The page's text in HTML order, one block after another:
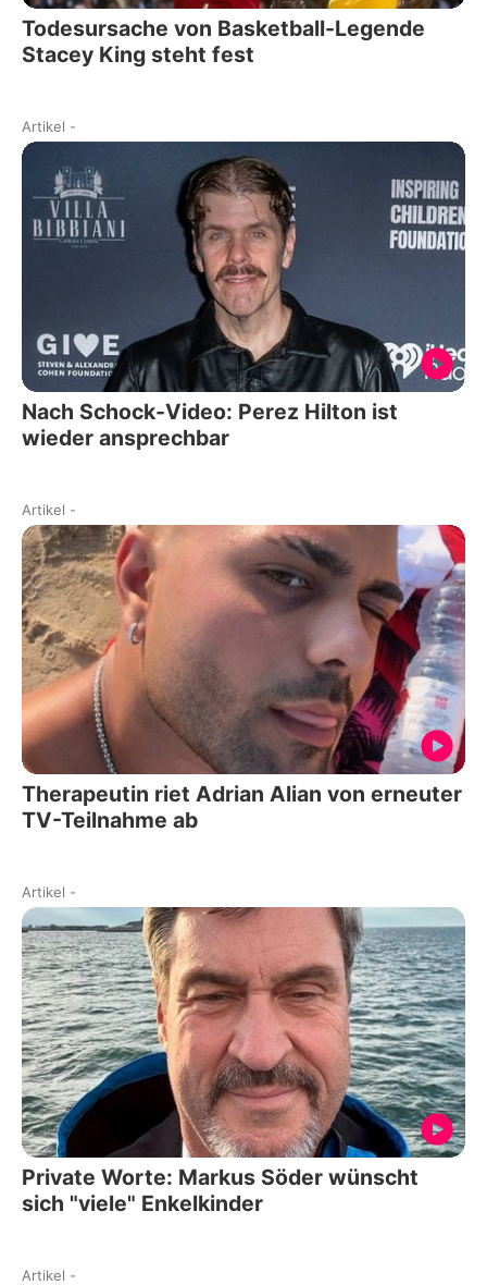
Todesursache von Basketball-Legende
Stacey King steht fest
Artikel -
Nach Schock-Video: Perez Hilton ist
wieder ansprechbar
Artikel -
Therapeutin riet Adrian Alian von erneuter
TV-Teilnahme ab
Artikel -
Private Worte: Markus Söder wünscht
sich "viele" Enkelkinder
Artikel -